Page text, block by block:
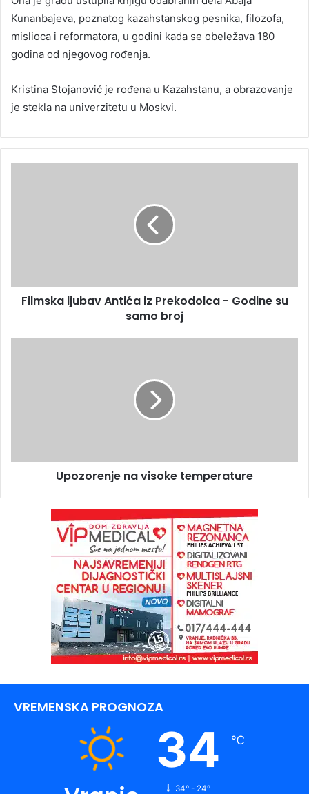
Kunanbajeva, poznatog kazahstanskog pesnika, filozofa,
mislioca i reformatora, u godini kada se obeležava 180
godina od njegovog rođenja.
Kristina Stojanović je rođena u Kazahstanu, a obrazovanje
je stekla na univerzitetu u Moskvi.
Filmska ljubav Antića iz Prekodolca - Godine su
samo broj
Upozorenje na visoke temperature
VREMENSKA PROGNOZA
34 ℃
34º - 24º